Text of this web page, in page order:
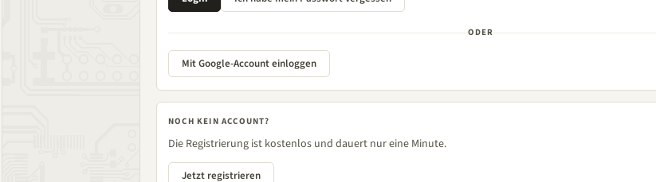
ODER
Mit Google-Account einloggen
NOCH KEIN ACCOUNT?
Die Registrierung ist kostenlos und dauert nur eine Minute.
Jetzt registrieren